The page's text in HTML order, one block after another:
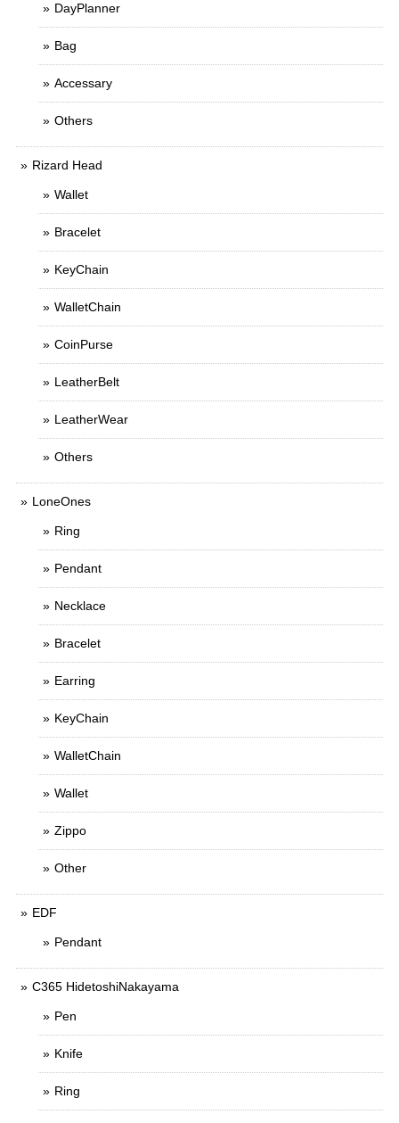
DayPlanner
Bag
Accessary
Others
Rizard Head
Wallet
Bracelet
KeyChain
WalletChain
CoinPurse
LeatherBelt
LeatherWear
Others
LoneOnes
Ring
Pendant
Necklace
Bracelet
Earring
KeyChain
WalletChain
Wallet
Zippo
Other
EDF
Pendant
C365 HidetoshiNakayama
Pen
Knife
Ring